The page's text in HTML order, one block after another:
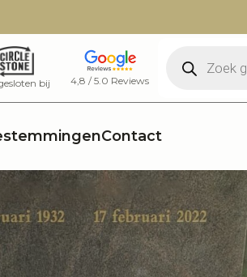
bij 4,8 / 5.0 Reviews
zoeken
Contact